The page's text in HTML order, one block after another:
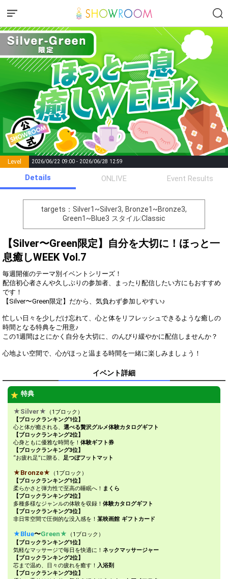
Level 2026/06/22 09:00 - 2026/06/28 12:59
Points List of Goal
number of
positions
Rema
0 Event Begins!
オリジナルアバター制作権獲
得！
Gifting
Throw gifts to the stage and join
the live performance.
First, try throwing free Stars
(once a day)! You can also charge
Show Gold to purchase gifts
(available from 1 JPY)! When you
continue to send gifts to the
performer(s), the performer's
popularity ranking and your
To cheer on performers, you can
To send performers paid items,
you must use Show Gold.
You can post comments. Please
refrain from posting comments
that may offend performers or
other users.
Details ONLIVE Event Results
targets：Silver1~Silver3, Bronze1~Bronze3,
Green1~Blue3 スタイル:Classic
【Silver〜Green限定】自分を大切に！ほっと一
息癒しWEEK Vol.7
毎週開催のテーマ別イベントシリーズ！
配信初心者さんや久しぶりの参加者、まったり配信したい方にもおすすめ
です！
【Silver〜Green限定】だから、気負わず参加しやすい♪
忙しい日々を少しだけ忘れて、心と体をリフレッシュできるような癒しの
時間となる特典をご用意♪
この1週間はとにかく自分を大切に、のんびり緩やかに配信しませんか？
心地よい空間で、心がほっと温まる時間を一緒に楽しみましょう！
イベント詳細
特典
★Silver★
（1ブロック）
【ブロックランキング1位】
心と体が癒される、 選べる贅沢グルメ体験カタログギフト
【ブロックランキング2位】
心身ともに優雅な時間を！ 体験ギフト券
【ブロックランキング3位】
“お疲れ足”に贈る、 足つぼフットマット
★Bronze★ （1ブロック）
【ブロックランキング1位】
柔らかさと弾力性で至高の睡眠へ！ まくら
【ブロックランキング2位】
多種多様なジャンルの体験を収録！ 体験カタログギフト
【ブロックランキング3位】
非日常空間で圧倒的な没入感を！ 某映画館 ギフトカード
★Blue〜Green★
（1ブロック）
【ブロックランキング1位】
気軽なマッサージで毎日を快適に！ ネックマッサージャー
【ブロックランキング2位】
芯まで温め、日々の疲れを癒す！ 入浴剤
【ブロックランキング3位】